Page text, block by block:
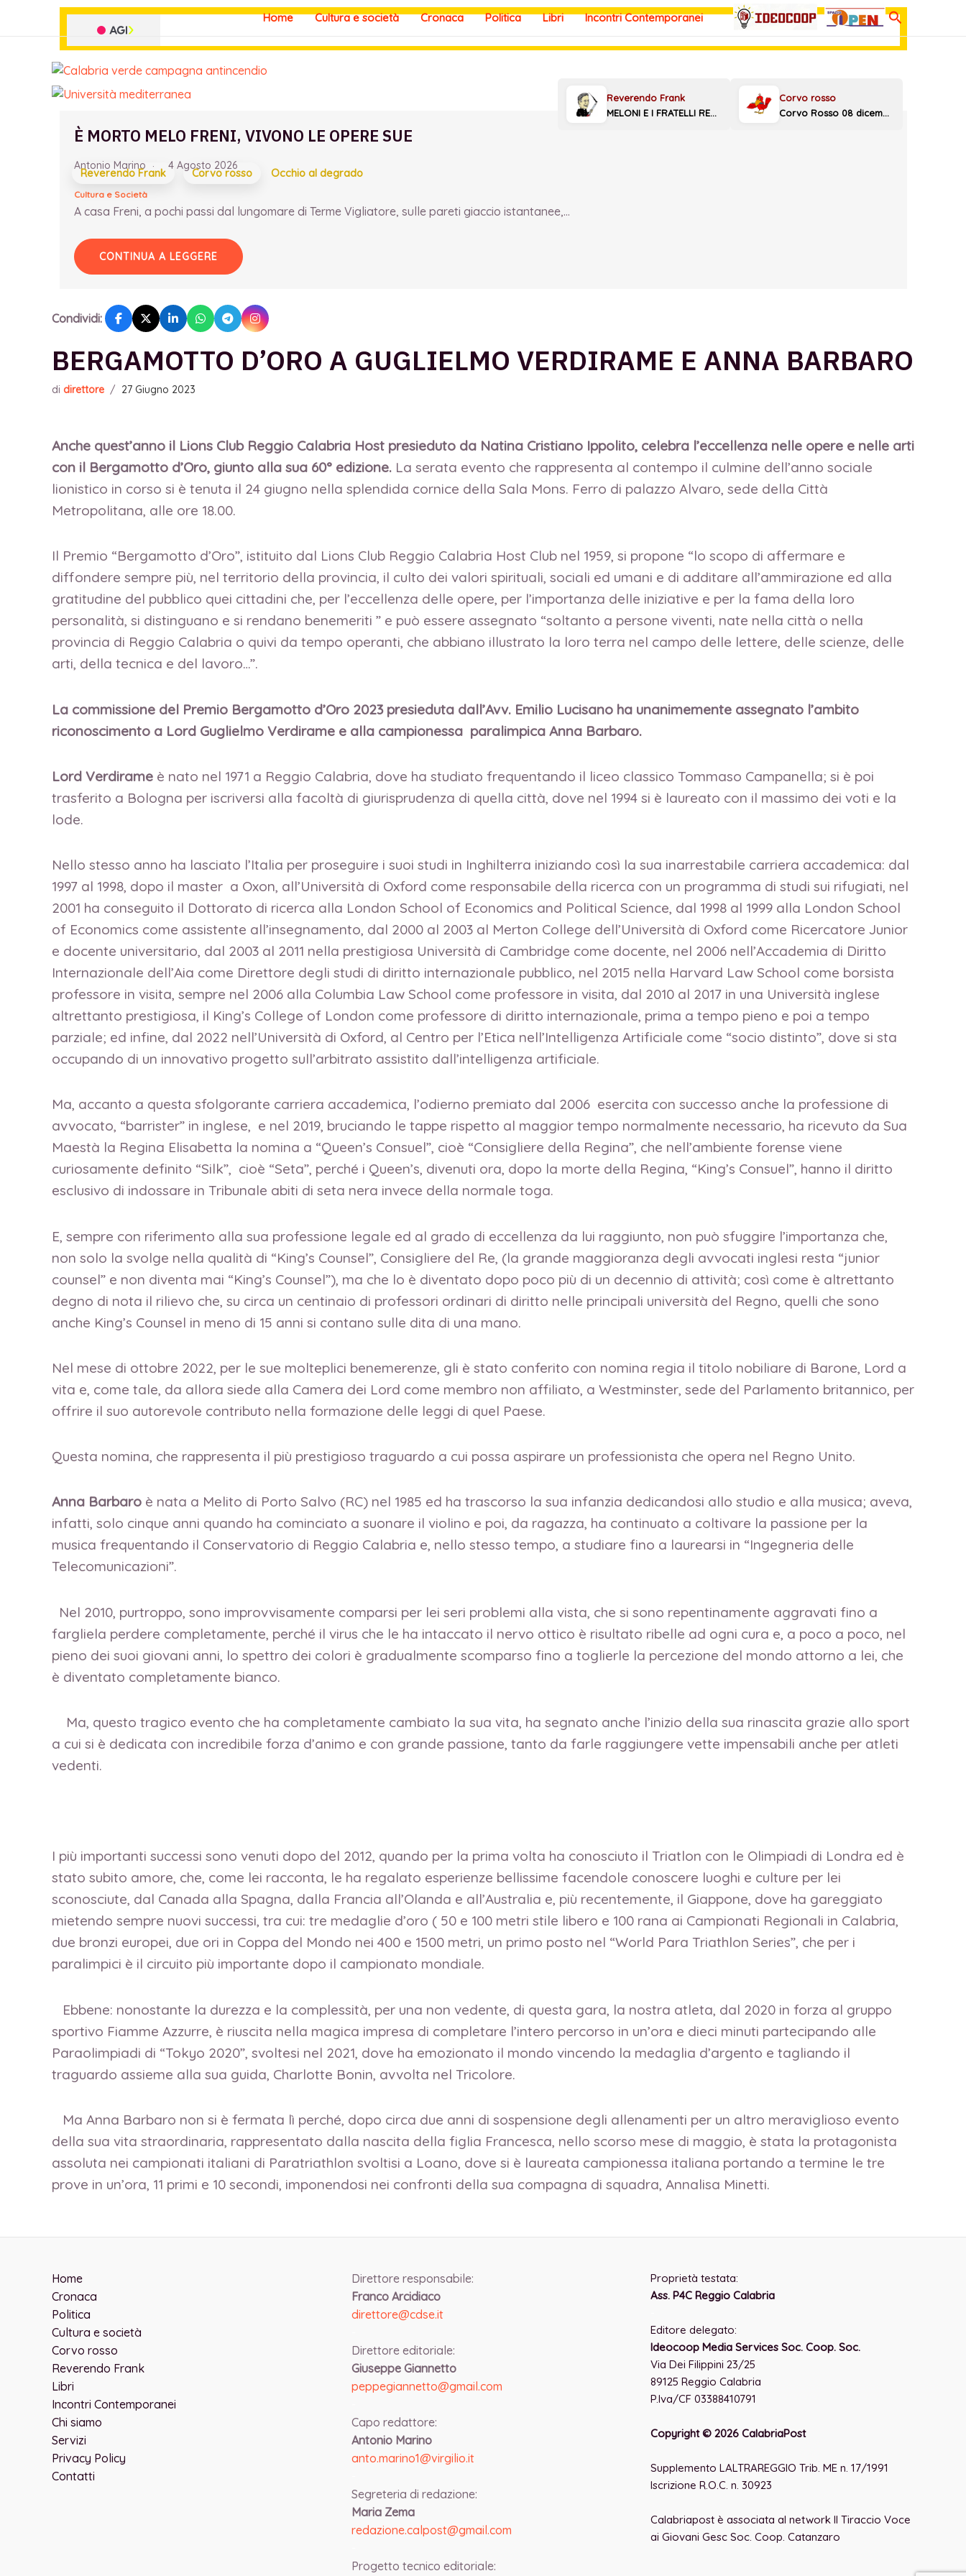
Home Cultura e società Cronaca Politica Libri Incontri Contemporanei Cerca
Reverendo Frank Corvo rosso Occhio al degrado
MELONI E I FRATELLI REGGINI Corvo Rosso 08 dicembre 2025
È MORTO MELO FRENI, VIVONO LE OPERE SUE
Antonio Marino 4 Agosto 2026
Cultura e Società
A casa Freni, a pochi passi dal lungomare di Terme Vigliatore, sulle pareti giaccio istantanee,...
CONTINUA A LEGGERE
Condividi:
BERGAMOTTO D’ORO A GUGLIELMO VERDIRAME E ANNA BARBARO
di direttore / 27 Giugno 2023
Anche quest’anno il Lions Club Reggio Calabria Host presieduto da Natina Cristiano Ippolito, celebra l’eccellenza nelle opere e nelle arti
con il Bergamotto d’Oro, giunto alla sua 60° edizione. La serata evento che rappresenta al contempo il culmine dell’anno sociale
lionistico in corso si è tenuta il 24 giugno nella splendida cornice della Sala Mons. Ferro di palazzo Alvaro, sede della Città
Metropolitana, alle ore 18.00.
Il Premio “Bergamotto d’Oro”, istituito dal Lions Club Reggio Calabria Host Club nel 1959, si propone “lo scopo di affermare e
diffondere sempre più, nel territorio della provincia, il culto dei valori spirituali, sociali ed umani e di additare all’ammirazione ed alla
gratitudine del pubblico quei cittadini che, per l’eccellenza delle opere, per l’importanza delle iniziative e per la fama della loro
personalità, si distinguano e si rendano benemeriti ” e può essere assegnato “soltanto a persone viventi, nate nella città o nella
provincia di Reggio Calabria o quivi da tempo operanti, che abbiano illustrato la loro terra nel campo delle lettere, delle scienze, delle
arti, della tecnica e del lavoro…”.
La commissione del Premio Bergamotto d’Oro 2023 presieduta dall’Avv. Emilio Lucisano ha unanimemente assegnato l’ambito
riconoscimento a Lord Guglielmo Verdirame e alla campionessa paralimpica Anna Barbaro.
Lord Verdirame è nato nel 1971 a Reggio Calabria, dove ha studiato frequentando il liceo classico Tommaso Campanella; si è poi
trasferito a Bologna per iscriversi alla facoltà di giurisprudenza di quella città, dove nel 1994 si è laureato con il massimo dei voti e la
lode.
Nello stesso anno ha lasciato l’Italia per proseguire i suoi studi in Inghilterra iniziando così la sua inarrestabile carriera accademica: dal
1997 al 1998, dopo il master a Oxon, all’Università di Oxford come responsabile della ricerca con un programma di studi sui rifugiati, nel
2001 ha conseguito il Dottorato di ricerca alla London School of Economics and Political Science, dal 1998 al 1999 alla London School
of Economics come assistente all’insegnamento, dal 2000 al 2003 al Merton College dell’Università di Oxford come Ricercatore Junior
e docente universitario, dal 2003 al 2011 nella prestigiosa Università di Cambridge come docente, nel 2006 nell’Accademia di Diritto
Internazionale dell’Aia come Direttore degli studi di diritto internazionale pubblico, nel 2015 nella Harvard Law School come borsista
professore in visita, sempre nel 2006 alla Columbia Law School come professore in visita, dal 2010 al 2017 in una Università inglese
altrettanto prestigiosa, il King’s College of London come professore di diritto internazionale, prima a tempo pieno e poi a tempo
parziale; ed infine, dal 2022 nell’Università di Oxford, al Centro per l’Etica nell’Intelligenza Artificiale come “socio distinto”, dove si sta
occupando di un innovativo progetto sull’arbitrato assistito dall’intelligenza artificiale.
Ma, accanto a questa sfolgorante carriera accademica, l’odierno premiato dal 2006 esercita con successo anche la professione di
avvocato, “barrister” in inglese, e nel 2019, bruciando le tappe rispetto al maggior tempo normalmente necessario, ha ricevuto da Sua
Maestà la Regina Elisabetta la nomina a “Queen’s Consuel”, cioè “Consigliere della Regina”, che nell’ambiente forense viene
curiosamente definito “Silk”, cioè “Seta”, perché i Queen’s, divenuti ora, dopo la morte della Regina, “King’s Consuel”, hanno il diritto
esclusivo di indossare in Tribunale abiti di seta nera invece della normale toga.
E, sempre con riferimento alla sua professione legale ed al grado di eccellenza da lui raggiunto, non può sfuggire l’importanza che,
non solo la svolge nella qualità di “King’s Counsel”, Consigliere del Re, (la grande maggioranza degli avvocati inglesi resta “junior
counsel” e non diventa mai “King’s Counsel”), ma che lo è diventato dopo poco più di un decennio di attività; così come è altrettanto
degno di nota il rilievo che, su circa un centinaio di professori ordinari di diritto nelle principali università del Regno, quelli che sono
anche King’s Counsel in meno di 15 anni si contano sulle dita di una mano.
Nel mese di ottobre 2022, per le sue molteplici benemerenze, gli è stato conferito con nomina regia il titolo nobiliare di Barone, Lord a
vita e, come tale, da allora siede alla Camera dei Lord come membro non affiliato, a Westminster, sede del Parlamento britannico, per
offrire il suo autorevole contributo nella formazione delle leggi di quel Paese.
Questa nomina, che rappresenta il più prestigioso traguardo a cui possa aspirare un professionista che opera nel Regno Unito.
Anna Barbaro è nata a Melito di Porto Salvo (RC) nel 1985 ed ha trascorso la sua infanzia dedicandosi allo studio e alla musica; aveva,
infatti, solo cinque anni quando ha cominciato a suonare il violino e poi, da ragazza, ha continuato a coltivare la passione per la
musica frequentando il Conservatorio di Reggio Calabria e, nello stesso tempo, a studiare fino a laurearsi in “Ingegneria delle
Telecomunicazioni”.
Nel 2010, purtroppo, sono improvvisamente comparsi per lei seri problemi alla vista, che si sono repentinamente aggravati fino a
fargliela perdere completamente, perché il virus che le ha intaccato il nervo ottico è risultato ribelle ad ogni cura e, a poco a poco, nel
pieno dei suoi giovani anni, lo spettro dei colori è gradualmente scomparso fino a toglierle la percezione del mondo attorno a lei, che
è diventato completamente bianco.
Ma, questo tragico evento che ha completamente cambiato la sua vita, ha segnato anche l’inizio della sua rinascita grazie allo sport
a cui si è dedicata con incredibile forza d’animo e con grande passione, tanto da farle raggiungere vette impensabili anche per atleti
vedenti.
I più importanti successi sono venuti dopo del 2012, quando per la prima volta ha conosciuto il Triatlon con le Olimpiadi di Londra ed è
stato subito amore, che, come lei racconta, le ha regalato esperienze bellissime facendole conoscere luoghi e culture per lei
sconosciute, dal Canada alla Spagna, dalla Francia all’Olanda e all’Australia e, più recentemente, il Giappone, dove ha gareggiato
mietendo sempre nuovi successi, tra cui: tre medaglie d’oro ( 50 e 100 metri stile libero e 100 rana ai Campionati Regionali in Calabria,
due bronzi europei, due ori in Coppa del Mondo nei 400 e 1500 metri, un primo posto nel “World Para Triathlon Series”, che per i
paralimpici è il circuito più importante dopo il campionato mondiale.
Ebbene: nonostante la durezza e la complessità, per una non vedente, di questa gara, la nostra atleta, dal 2020 in forza al gruppo
sportivo Fiamme Azzurre, è riuscita nella magica impresa di completare l’intero percorso in un’ora e dieci minuti partecipando alle
Paraolimpiadi di “Tokyo 2020”, svoltesi nel 2021, dove ha emozionato il mondo vincendo la medaglia d’argento e tagliando il
traguardo assieme alla sua guida, Charlotte Bonin, avvolta nel Tricolore.
Ma Anna Barbaro non si è fermata lì perché, dopo circa due anni di sospensione degli allenamenti per un altro meraviglioso evento
della sua vita straordinaria, rappresentato dalla nascita della figlia Francesca, nello scorso mese di maggio, è stata la protagonista
assoluta nei campionati italiani di Paratriathlon svoltisi a Loano, dove si è laureata campionessa italiana portando a termine le tre
prove in un’ora, 11 primi e 10 secondi, imponendosi nei confronti della sua compagna di squadra, Annalisa Minetti.
Home
Cronaca
Politica
Cultura e società
Corvo rosso
Reverendo Frank
Libri
Incontri Contemporanei
Chi siamo
Servizi
Privacy Policy
Contatti
Direttore responsabile:
Franco Arcidiaco
direttore@cdse.it
Direttore editoriale:
Giuseppe Giannetto
peppegiannetto@gmail.com
Capo redattore:
Antonio Marino
anto.marino1@virgilio.it
Segreteria di redazione:
Maria Zema
redazione.calpost@gmail.com
Progetto tecnico editoriale:
Proprietà testata:
Ass. P4C Reggio Calabria
Editore delegato:
Ideocoop Media Services Soc. Coop. Soc.
Via Dei Filippini 23/25
89125 Reggio Calabria
P.Iva/CF 03388410791
Copyright © 2026 CalabriaPost
Supplemento LALTRAREGGIO Trib. ME n. 17/1991
Iscrizione R.O.C. n. 30923
Calabriapost è associata al network Il Tiraccio Voce
ai Giovani Gesc Soc. Coop. Catanzaro